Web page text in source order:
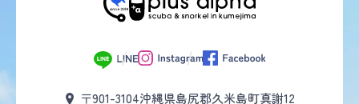
〒901-3104沖縄県島尻郡久米島町真謝12